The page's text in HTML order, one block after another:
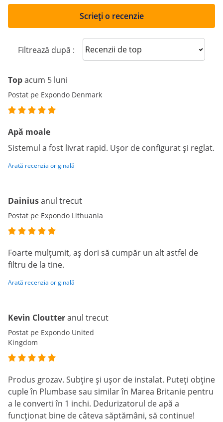
Scrieți o recenzie
Filtrează după : Sort reviews
Topacum 5 luni
Postat pe Expondo Denmark
Apă moale
Sistemul a fost livrat rapid. Ușor de configurat și reglat.
Arată recenzia originală
Dainiusanul trecut
Postat pe Expondo Lithuania
Foarte mulțumit, aș dori să cumpăr un alt astfel de
filtru de la tine.
Arată recenzia originală
Kevin Cloutteranul trecut
Postat pe Expondo United
Kingdom
Produs grozav. Subțire și ușor de instalat. Puteți obține
cuple în Plumbase sau similar în Marea Britanie pentru
a le converti în 1 inchi. Dedurizatorul de apă a
funcționat bine de câteva săptămâni, să continue!